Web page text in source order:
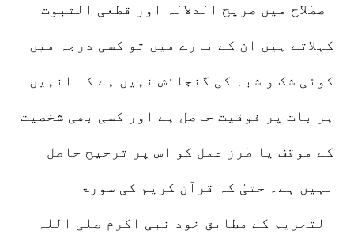
اصطلاح میں صریح الدلالہ اور قطعی الثبوت
کہلاتے ہیں ان کے بارے میں تو کسی درجہ میں
کوئی شک و شبہ کی گنجائش نہیں ہے کہ انہیں
ہر بات پر فوقیت حاصل ہے اور کسی بھی شخصیت
کے موقف یا طرز عمل کو اس پر ترجیح حاصل
نہیں ہے۔ حتیٰ کہ قرآن کریم کی سورۃ
التحریم کے مطابق خود نبی اکرم صلی اللہ